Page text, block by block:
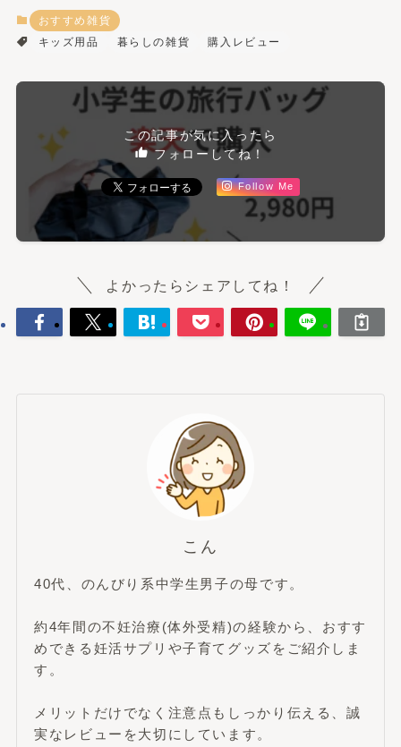
おすすめ雑貨
キッズ用品
暮らしの雑貨 購入レビュー
この記事が気に入ったら
フォローしてね！
Follow Me
よかったらシェアしてね！
こん
40代、のんびり系中学生男子の母です。
約4年間の不妊治療(体外受精)の経験から、おすす
めできる妊活サプリや子育てグッズをご紹介しま
す。
メリットだけでなく注意点もしっかり伝える、誠
実なレビューを大切にしています。